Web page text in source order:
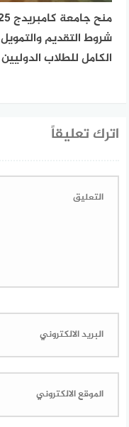
شروط التقديم والتمويل
الكامل للطلاب الدوليين
اترك تعليقاً